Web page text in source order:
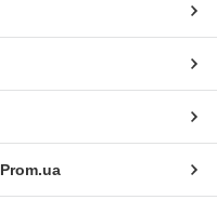
Prom.ua